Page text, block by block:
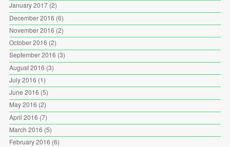
January 2017(2)
December 2016 (6)
November 2016 (2)
October 2016 (2)
September 2016 (3)
August 2016 (3)
July 2016 (1)
June 2016 (5)
May 2016 (2)
April 2016 (7)
March 2016 (5)
February 2016 (6)